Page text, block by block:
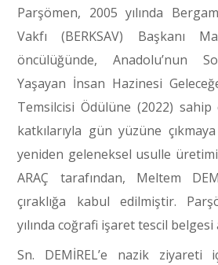
Parşömen, 2005 yılında
Vakfı (BERKSAV) Başkanı
öncülüğünde, Anadolu’nun
Yaşayan İnsan Hazinesi
Temsilcisi Ödülüne (2022) sahip
katkılarıyla gün yüzüne
yeniden geleneksel usulle
ARAÇ tarafından, Meltem
çıraklığa kabul edilmiştir.
yılında coğrafi işaret tescil belgesi
Sn. DEMİREL’e nazik ziyareti